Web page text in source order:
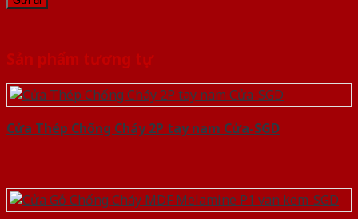
Sản phẩm tương tự
Cửa Thép Chống Cháy 2P tay nam Cửa-SGD